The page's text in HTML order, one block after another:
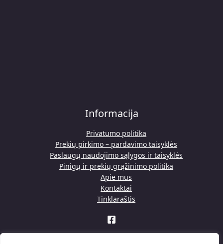
Informacija
Privatumo politika
Prekių pirkimo – pardavimo taisyklės
Paslaugų naudojimo sąlygos ir taisyklės
Pinigų ir prekių grąžinimo politika
Apie mus
Kontaktai
Tinklaraštis